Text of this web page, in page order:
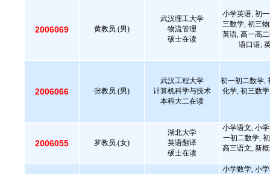
2006069 黄教员.(男)
武汉理工大学
物流管理
硕士在读
小学英语, 初
三数学, 初三
英语, 高一高
语口语,
2006066 张教员.(男)
武汉工程大学
计算机科学与技术
本科大二在读
初一初二数学,
化学, 初三数
2006055 罗教员.(女)
湖北大学
英语翻译
硕士在读
小学语文, 小
一初二数学,
高三语文, 新
小学数学, 小